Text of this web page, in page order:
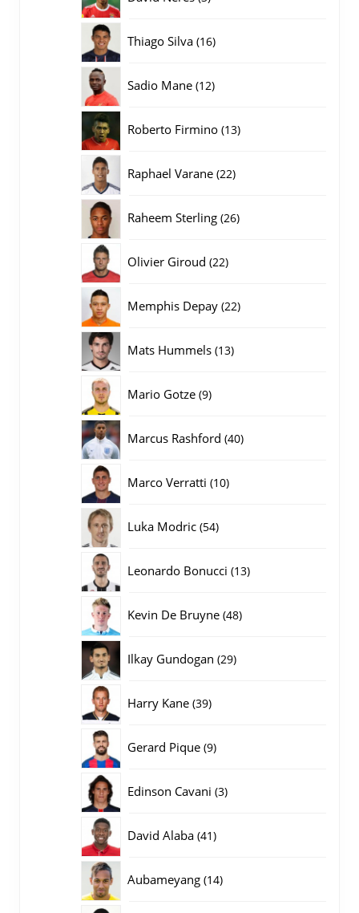
Thiago Silva 1616
Sadio Mane 1212
Roberto Firmino 1313
Raphael Varane 2222
Raheem Sterling 2626
Olivier Giroud 2222
Memphis Depay 2222
Mats Hummels 1313
Mario Gotze 99
Marcus Rashford 4040
Marco Verratti 1010
Luka Modric 5454
Leonardo Bonucci 1313
Kevin De Bruyne 4848
Ilkay Gundogan 2929
Harry Kane 3939
Gerard Pique 99
Edinson Cavani 33
David Alaba 4141
Aubameyang 1414